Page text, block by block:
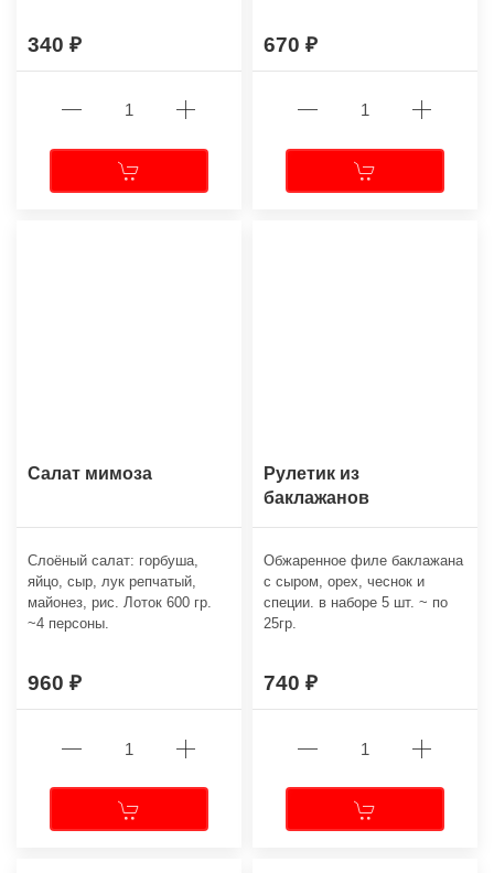
340 670
Салат мимоза
Слоёный салат: горбуша,
яйцо, сыр, лук репчатый,
майонез, рис. Лоток 600 гр.
~4 персоны.
960
Рулетик из
баклажанов
Обжаренное филе баклажана
с сыром, орех, чеснок и
специи. в наборе 5 шт. ~ по
25гр.
740